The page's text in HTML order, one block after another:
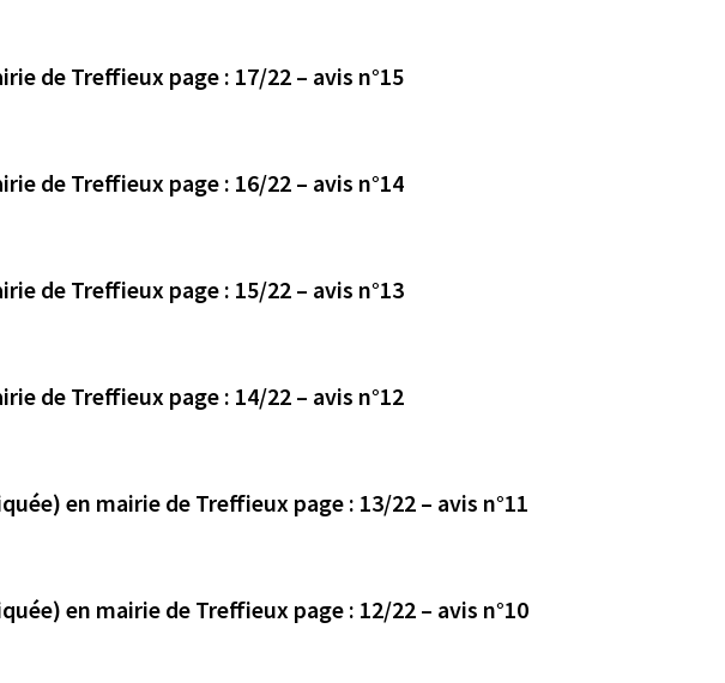
Avis déposé le 27/10/2023 en mairie de Treffieux page : 17/22 – avis n°15
Avis déposé le 27/10/2023 en mairie de Treffieux page : 16/22 – avis n°14
Avis déposé le 27/10/2023 en mairie de Treffieux page : 15/22 – avis n°13
Avis déposé le 27/10/2023 en mairie de Treffieux page : 14/22 – avis n°12
Avis déposé (date non communiquée) en mairie de Treffieux page : 13/22 – avis n°11
Avis déposé (date non communiquée) en mairie de Treffieux page : 12/22 – avis n°10